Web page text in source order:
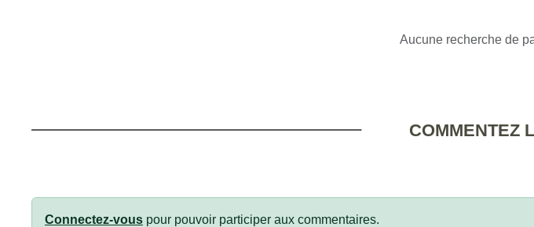
Aucune recherche de
COMMENTEZ
Connectez-vous pour pouvoir participer aux commentaires.